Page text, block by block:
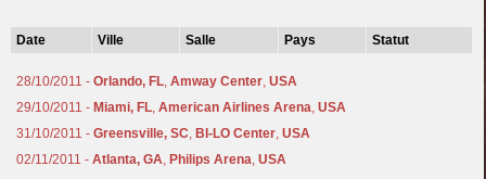
Date Ville Salle Pays Statut
28/10/2011 -Orlando, FL,Amway Center,USA
29/10/2011 - Miami, FL,American Airlines Arena,USA
31/10/2011 -Greensville, SC, BI-LO Center,USA
02/11/2011 -Atlanta, GA, Philips Arena,USA